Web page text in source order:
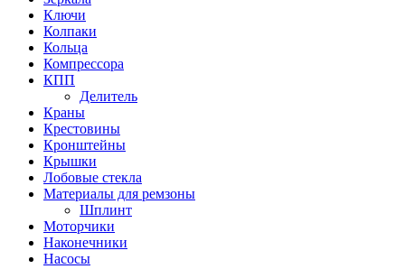
Ключи
Колпаки
Кольца
Компрессора
КПП
Делитель
Краны
Крестовины
Кронштейны
Крышки
Лобовые стекла
Материалы для ремзоны
Шплинт
Моторчики
Наконечники
Насосы